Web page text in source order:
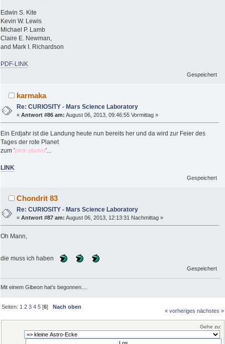
Edwin S. Kite
Kevin W. Lewis
Michael P. Lamb
Claire E. Newman,
and Mark I. Richardson
PDF-LINK
Gespeichert
karmaka
Re: CURIOSITY - Mars Science Laboratory
«Antwort #86 am: August 06, 2013, 09:46:55 Vormittag »
Ein Erdjahr ist die Landung heute nun bereits her und da wird zur Feier des
Tages der rote Planet
zum 'pink planet'...
LINK
Gespeichert
Chondrit 83
Re: CURIOSITY - Mars Science Laboratory
«Antwort #87 am: August 06, 2013, 12:13:31 Nachmittag »
Oh Mann,
die muss ich haben
Gespeichert
Mit einem Gibeon hat’s begonnen....
Seiten: 1 2 3 4 5 [6]Nach oben
« vorheriges nächstes »
Gehe zu: